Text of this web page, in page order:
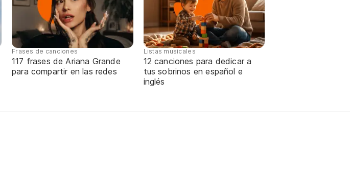
Frases de canciones
117 frases de Ariana Grande
para compartir en las redes
Listas musicales
12 canciones para dedicar a
tus sobrinos en español e
inglés